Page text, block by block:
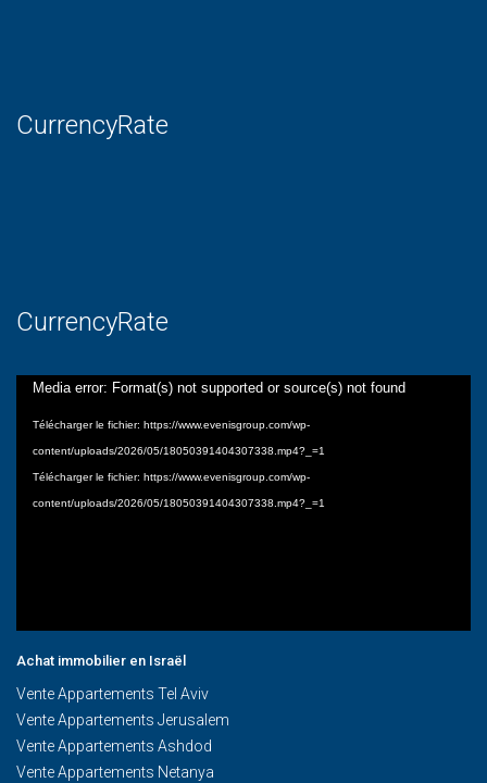
CurrencyRate
CurrencyRate
Lecteur
Media error: Format(s) not supported or source(s) not found
Télécharger le fichier: https://www.evenisgroup.com/wp-
content/uploads/2026/05/18050391404307338.mp4?_=1
Télécharger le fichier: https://www.evenisgroup.com/wp-
content/uploads/2026/05/18050391404307338.mp4?_=1
Achat immobilier en Israël
Vente Appartements Tel Aviv
Vente Appartements Jerusalem
Vente Appartements Ashdod
Vente Appartements Netanya